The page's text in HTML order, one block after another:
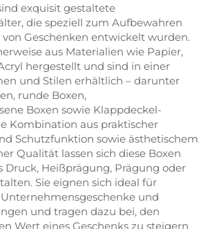
exquisit gestaltete
die speziell zum Aufbewahren
Geschenken entwickelt wurden.
aus Materialien wie Papier,
hergestellt und sind in einer
und Stilen erhältlich – darunter
runde Boxen,
Boxen sowie Klappdeckel-
Kombination aus praktischer
Schutzfunktion sowie ästhetischem
Qualität lassen sich diese Boxen
Heißprägung, Prägung oder
Sie eignen sich ideal für
und
und tragen dazu bei, den
Wert eines Geschenks zu steigern